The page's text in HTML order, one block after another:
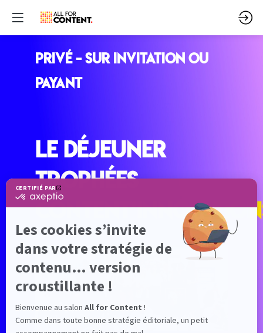
Privé - sur invitation ou
payant
Le Déjeuner
Trophées